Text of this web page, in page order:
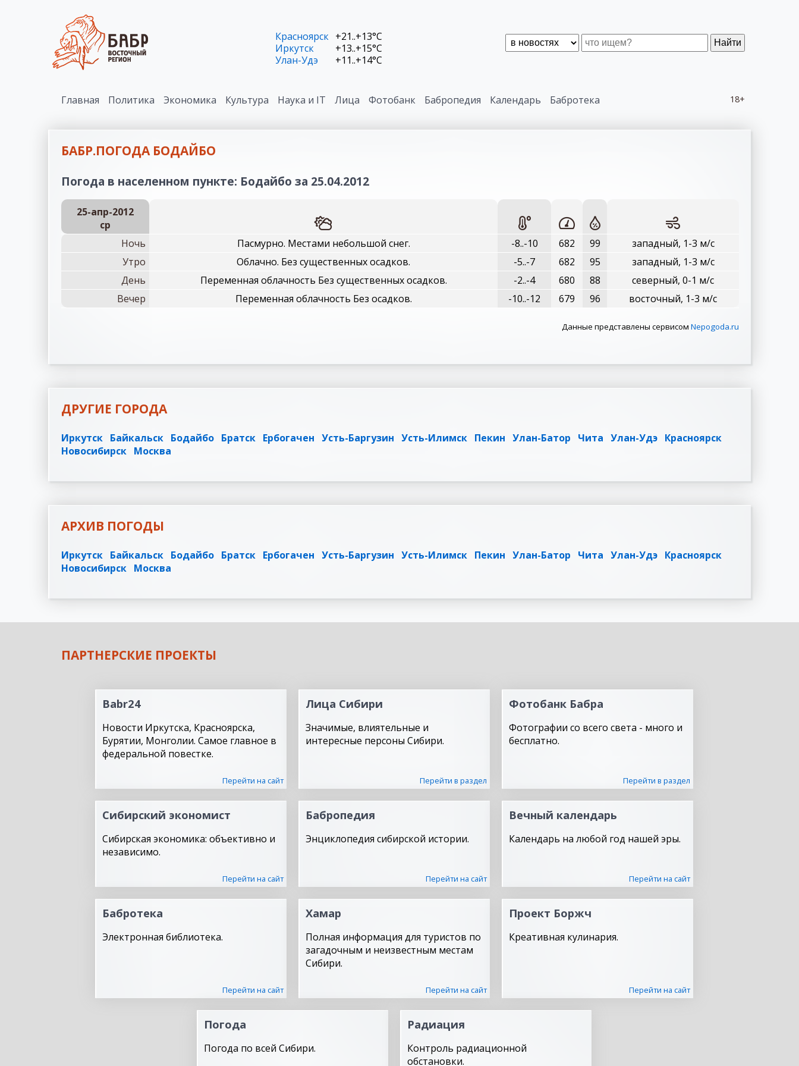
Найти
Красноярск +21..+13°C
Иркутск
+13..+15°C
Улан-Удэ
+11..+14°C
18+
Главная Политика Экономика Культура Наука и IT Лица Фотобанк Бабропедия Календарь Бабротека
БАБР.ПОГОДА БОДАЙБО
Погода в населенном пункте: Бодайбо за 25.04.2012
25-апр-2012
ср
Ночь
Пасмурно. Местами небольшой снег. -8..-10 682 99
западный, 1-3 м/с
Утро
Облачно. Без существенных осадков. -5..-7 682 95
западный, 1-3 м/с
День
Переменная облачность Без существенных осадков. -2..-4 680 88
северный, 0-1 м/с
Вечер
Переменная облачность Без осадков. -10..-12 679 96 восточный, 1-3 м/с
Данные представлены сервисом Nepogoda.ru
ДРУГИЕ ГОРОДА
Иркутск Байкальск Бодайбо Братск Ербогачен Усть-Баргузин Усть-Илимск Пекин Улан-Батор Чита Улан-Удэ Красноярск
Новосибирск Москва
АРХИВ ПОГОДЫ
Иркутск Байкальск Бодайбо Братск Ербогачен Усть-Баргузин Усть-Илимск Пекин Улан-Батор Чита Улан-Удэ Красноярск
Новосибирск Москва
ПАРТНЕРСКИЕ ПРОЕКТЫ
Babr24
Новости Иркутска, Красноярска,
Бурятии, Монголии. Самое главное в
федеральной повестке.
Перейти на сайт
Лица Сибири
Значимые, влиятельные и
интересные персоны Сибири.
Перейти в раздел
Фотобанк Бабра
Фотографии со всего света - много и
бесплатно.
Перейти в раздел
Сибирский экономист
Сибирская экономика: объективно и
независимо.
Перейти на сайт
Бабропедия
Энциклопедия сибирской истории.
Перейти на сайт
Вечный календарь
Календарь на любой год нашей эры.
Перейти на сайт
Бабротека
Электронная библиотека.
Перейти на сайт
Хамар
Полная информация для туристов по
загадочным и неизвестным местам
Сибири.
Перейти на сайт
Проект Боржч
Креативная кулинария.
Перейти на сайт
Погода
Погода по всей Сибири.
Радиация
Контроль радиационной
обстановки.